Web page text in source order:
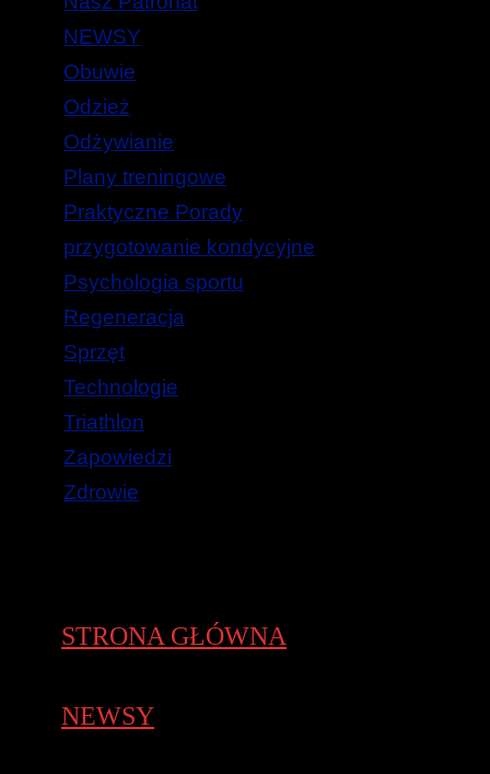
NEWSY
Obuwie
Odzież
Odżywianie
Plany treningowe
Praktyczne Porady
przygotowanie kondycyjne
Psychologia sportu
Regeneracja
Sprzęt
Technologie
Triathlon
Zapowiedzi
Zdrowie
STRONA GŁÓWNA
NEWSY